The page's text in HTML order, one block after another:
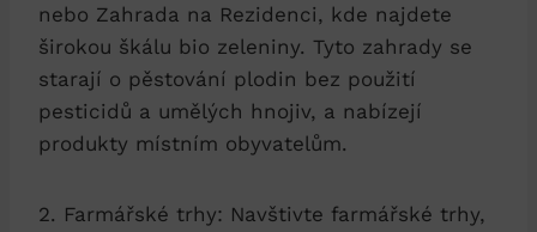
nebo Zahrada na ⁣Rezidenci, kde najdete
širokou škálu bio ⁤zeleniny. Tyto zahrady se
‍starají o pěstování plodin bez ⁤použití⁢
pesticidů a umělých hnojiv, a​ nabízejí
produkty⁤ místním obyvatelům.
2. Farmářské trhy: Navštivte farmářské trhy,